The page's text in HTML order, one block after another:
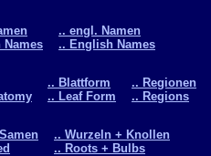
Names
.. engl. Namen
.. English Names
.. Blattform
.. Leaf Form
.. Regionen
.. Regions
.. Wurzeln + Knollen
.. Roots + Bulbs